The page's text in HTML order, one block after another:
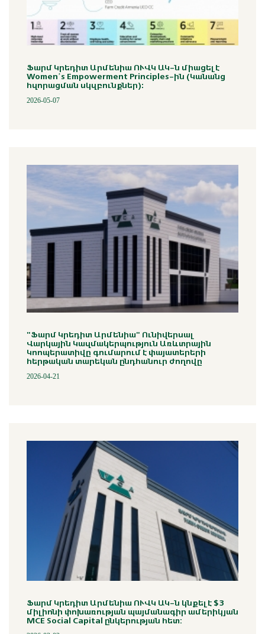
Ֆարմ Կրեդիտ Արմենիա ՈՒՎԿ ԱԿ-ն միացել է
Women’s Empowerment Principles-ին (Կանանց
հզորացման սկզբունքներ)։
2026-05-07
"Ֆարմ Կրեդիտ Արմենիա" Ունիվերսալ
Վարկային Կազմակերպություն Առևտրային
Կոոպերատիվը գումարում է փայատերերի
հերթական տարեկան ընդհանուր ժողովը
2026-04-21
Ֆարմ Կրեդիտ Արմենիա ՈՒՎԿ ԱԿ-ն կնքել է $3
միլիոնի փոխառության պայմանագիր ամերիկյան
MCE Social Capital ընկերության հետ: